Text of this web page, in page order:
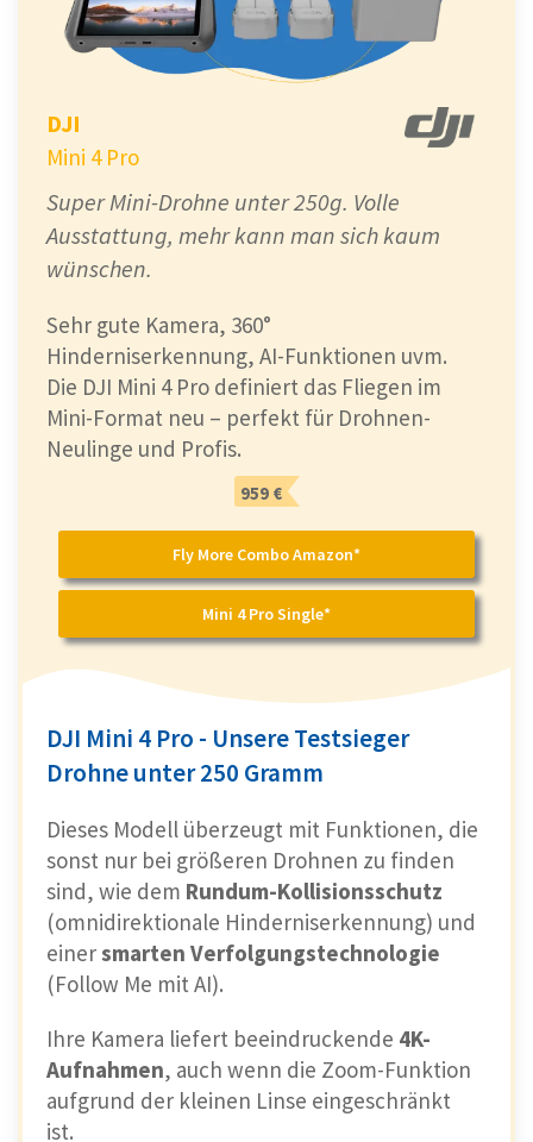
DJI
Mini 4 Pro
Super Mini-Drohne unter 250g. Volle
Ausstattung, mehr kann man sich kaum
wünschen.
Sehr gute Kamera, 360°
Hinderniserkennung, AI-Funktionen uvm.
Die DJI Mini 4 Pro definiert das Fliegen im
Mini-Format neu – perfekt für Drohnen-
Neulinge und Profis.
959 €
Fly More Combo Amazon*
Mini 4 Pro Single*
DJI Mini 4 Pro - Unsere Testsieger
Drohne unter 250 Gramm
Dieses Modell überzeugt mit Funktionen, die
sonst nur bei größeren Drohnen zu finden
sind, wie dem Rundum-Kollisionsschutz
(omnidirektionale Hinderniserkennung) und
einersmarten Verfolgungstechnologie
(Follow Me mit AI).
Ihre Kamera liefert beeindruckende 4K-
Aufnahmen, auch wenn die Zoom-Funktion
aufgrund der kleinen Linse eingeschränkt
ist.